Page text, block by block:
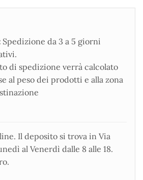
Spedizione da 3 a 5 giorni
di spedizione verrà calcolato
al peso dei prodotti e alla zona
Il deposito si trova in Via
al Venerdì dalle 8 alle 18.